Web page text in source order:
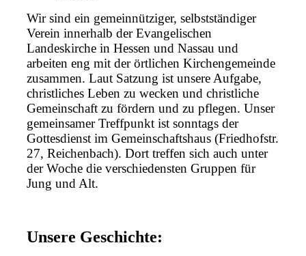
Wir sind ein gemeinnütziger, selbstständiger
Verein innerhalb der Evangelischen
Landeskirche in Hessen und Nassau und
arbeiten eng mit der örtlichen Kirchengemeinde
zusammen. Laut Satzung ist unsere Aufgabe,
christliches Leben zu wecken und christliche
Gemeinschaft zu fördern und zu pflegen. Unser
gemeinsamer Treffpunkt ist sonntags der
Gottesdienst im Gemeinschaftshaus (Friedhofstr.
27, Reichenbach). Dort treffen sich auch unter
der Woche die verschiedensten Gruppen für
Jung und Alt.
Unsere Geschichte: